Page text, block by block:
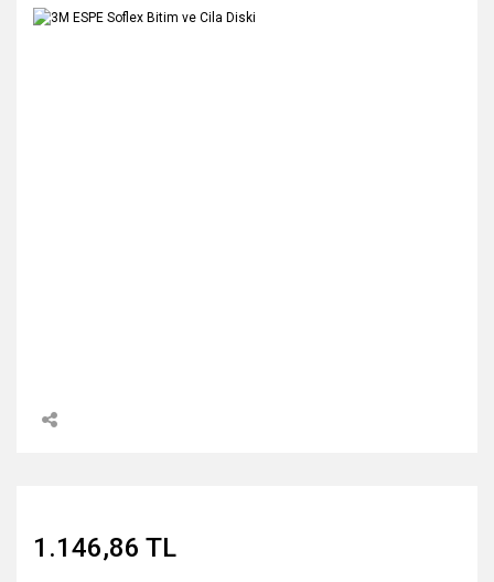
1.146,86 TL